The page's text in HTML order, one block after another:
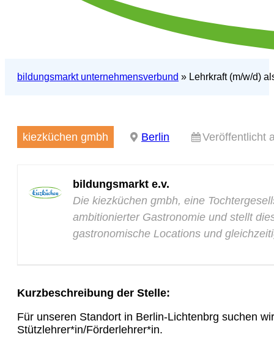
bildungsmarkt unternehmensverbund » Lehrkraft (m/w/d)
kiezküchen gmbh Berlin Veröffentlicht
bildungsmarkt e.v.
Die kiezküchen gmbh, eine
ambitionierter Gastronomie und stellt
gastronomische Locations und
Kurzbeschreibung der Stelle:
Für unseren Standort in Berlin-Lichtenbrg suchen
Stützlehrer*in/Förderlehrer*in.